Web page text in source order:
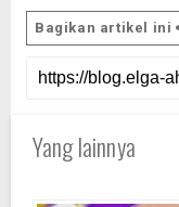
Bagikan artikel ini
Yang lainnya